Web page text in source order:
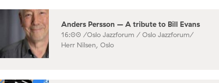
Anders Persson – A tribute to Bill Evans
16:00 /Oslo Jazzforum / Oslo Jazzforum/
Herr Nilsen, Oslo